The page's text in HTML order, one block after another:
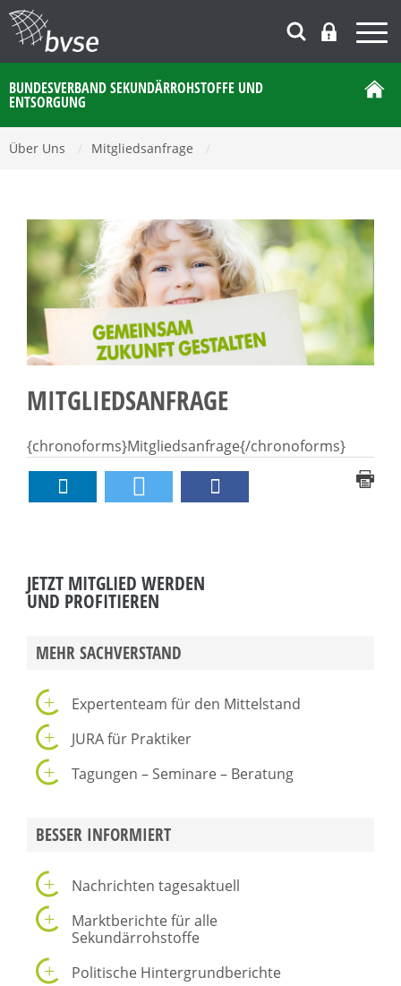
BUNDESVERBAND SEKUNDÄRROHSTOFFE UND
ENTSORGUNG
Über Uns Mitgliedsanfrage
MITGLIEDSANFRAGE
{chronoforms}Mitgliedsanfrage{/chronoforms}
JETZT MITGLIED WERDEN
UND PROFITIEREN
MEHR SACHVERSTAND
Expertenteam für den Mittelstand
JURA für Praktiker
Tagungen – Seminare – Beratung
BESSER INFORMIERT
Nachrichten tagesaktuell
Marktberichte für alle
Sekundärrohstoffe
Politische Hintergrundberichte